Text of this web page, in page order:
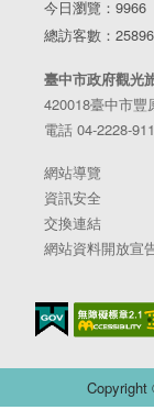
今日瀏覽：9966
總訪客數：
臺中市政府觀光
420018臺中市豐
電話 04-2228-
網站導覽
資訊安全
交換連結
網站資料開放宣
Copyright